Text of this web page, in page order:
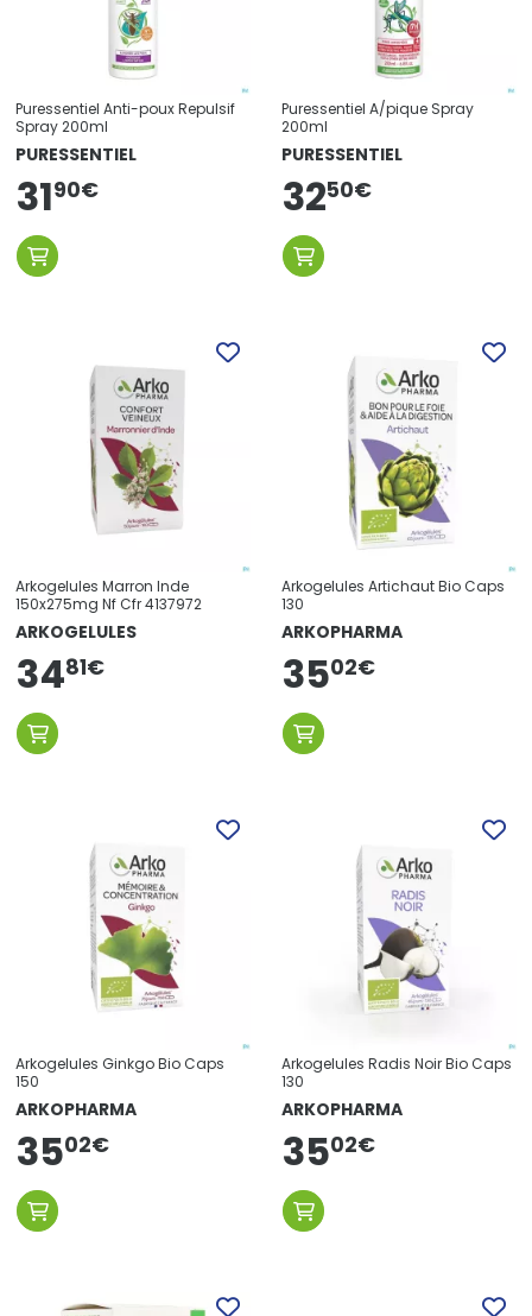
Puressentiel Anti-poux Repulsif
Spray 200ml
PURESSENTIEL
3190€
Puressentiel A/pique Spray
200ml
PURESSENTIEL
3250€
Arkogelules Marron Inde
150x275mg Nf Cfr 4137972
ARKOGELULES
3481€
Arkogelules Artichaut Bio Caps
130
ARKOPHARMA
3502€
Arkogelules Ginkgo Bio Caps
150
ARKOPHARMA
3502€
Arkogelules Radis Noir Bio Caps
130
ARKOPHARMA
3502€